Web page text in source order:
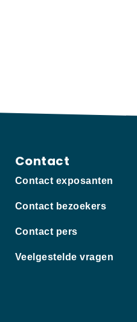
Contact
Contact exposanten
Contact bezoekers
Contact pers
Veelgestelde vragen